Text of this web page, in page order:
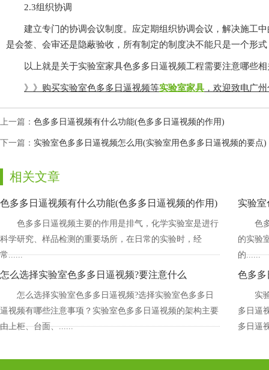
2.3组织协调
建立专门的协调会议制度。应定期组织协调会议，解决施工中的
是会签、会审还是隐蔽验收，所有制定的制度决不能只是一个形式
以上就是关于实验室家具色多多日逼视频工程需要注意哪些相关介绍
》》购买实验室色多多日逼视频等实验室家具 ，欢迎致电
上一篇： 色多多日逼视频有什么功能(色多多日逼视频的作用)
下一篇： 实验室色多多日逼视频怎么用(实验室用色多多日逼视频的要点)
相关文章
色多多日逼视频有什么功能(色多多日逼视频的作用)
色多多日逼视频主要的作用是排气，化学实验室是进行
科学研究、样品检测的重要场所，在日常的实验时，经
常......
实验
色
的实验
的......
怎么选择实验室色多多日逼视频?要注意什么
怎么选择实验室色多多日逼视频?选择实验室色多多日
逼视频有哪些注意事项？实验室色多多日逼视频的架构主要
由上柜、台面、......
色多多
实
多日逼
多日逼